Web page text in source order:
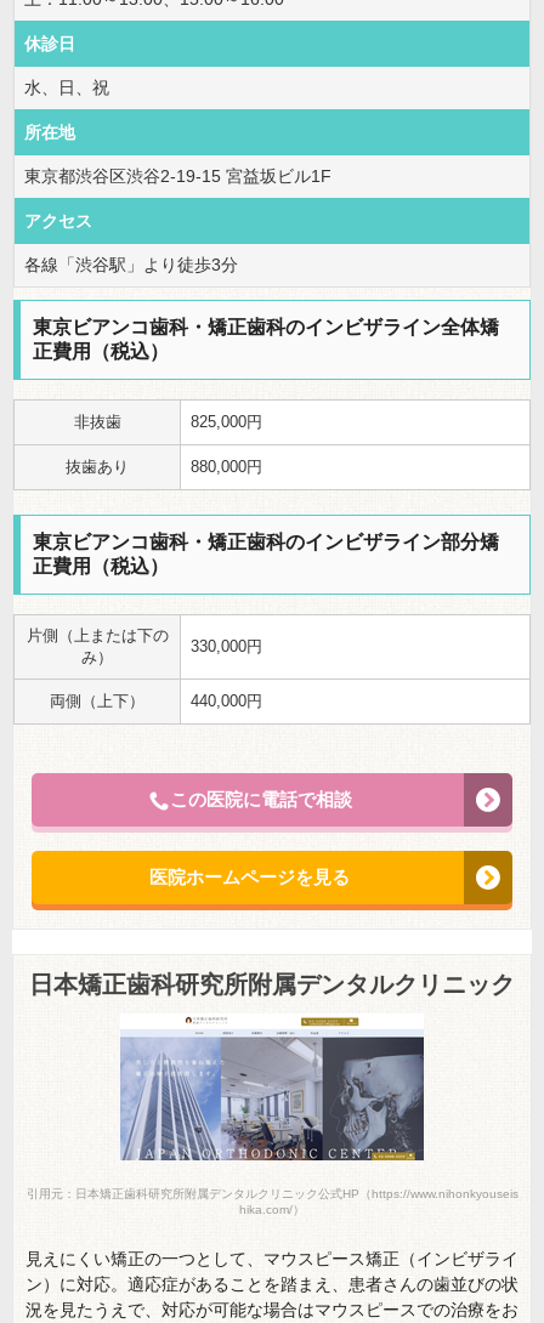
休診日
水、日、祝
所在地
東京都渋谷区渋谷2-19-15 宮益坂ビル1F
アクセス
各線「渋谷駅」より徒歩3分
東京ビアンコ歯科・矯正歯科のインビザライン全体矯
正費用（税込）
非抜歯 825,000円
抜歯あり 880,000円
東京ビアンコ歯科・矯正歯科のインビザライン部分矯
正費用（税込）
片側（上または下の
み）
330,000円
両側（上下） 440,000円
この医院に電話で相談
医院ホームページを見る
日本矯正歯科研究所附属デンタルクリニック
引用元：日本矯正歯科研究所附属デンタルクリニック公式HP（https://www.nihonkyouseis
hika.com/）
見えにくい矯正の一つとして、マウスピース矯正（インビザライ
ン）に対応。適応症があることを踏まえ、患者さんの歯並びの状
況を見たうえで、対応が可能な場合はマウスピースでの治療をお